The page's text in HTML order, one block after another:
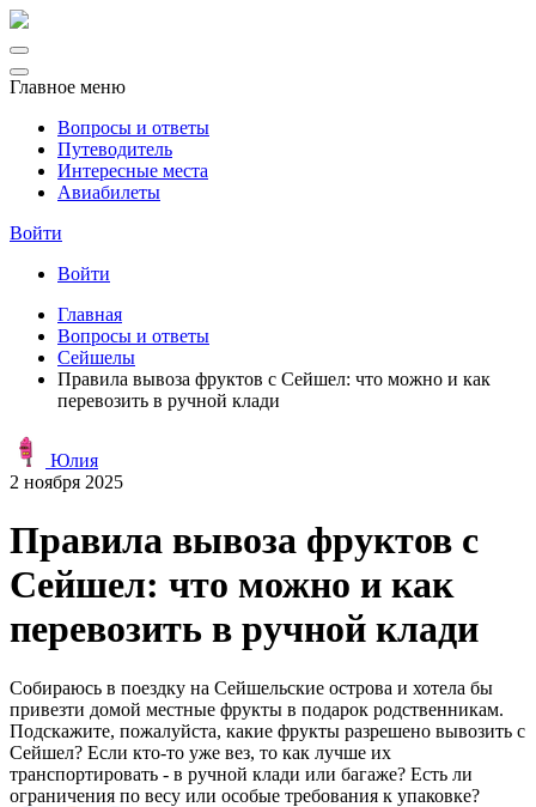
Главное меню
Вопросы и ответы
Путеводитель
Интересные места
Авиабилеты
Войти
Войти
Главная
Вопросы и ответы
Сейшелы
Правила вывоза фруктов с Сейшел: что можно и как
перевозить в ручной клади
Юлия
2 ноября 2025
Правила вывоза фруктов с
Сейшел: что можно и как
перевозить в ручной клади
Собираюсь в поездку на Сейшельские острова и хотела бы
привезти домой местные фрукты в подарок родственникам.
Подскажите, пожалуйста, какие фрукты разрешено вывозить с
Сейшел? Если кто-то уже вез, то как лучше их
транспортировать - в ручной клади или багаже? Есть ли
ограничения по весу или особые требования к упаковке?